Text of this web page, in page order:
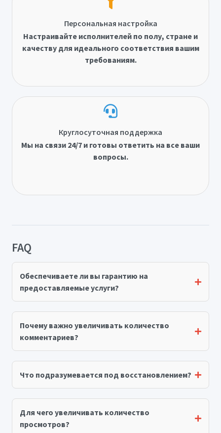
Персональная настройка
Настраивайте исполнителей по полу, стране и
качеству для идеального соответствия вашим
требованиям.
Круглосуточная поддержка
Мы на связи 24/7 и готовы ответить на все ваши
вопросы.
FAQ
Обеспечиваете ли вы гарантию на
предоставляемые услуги?
Почему важно увеличивать количество
комментариев?
Что подразумевается под восстановлением?
Для чего увеличивать количество
просмотров?